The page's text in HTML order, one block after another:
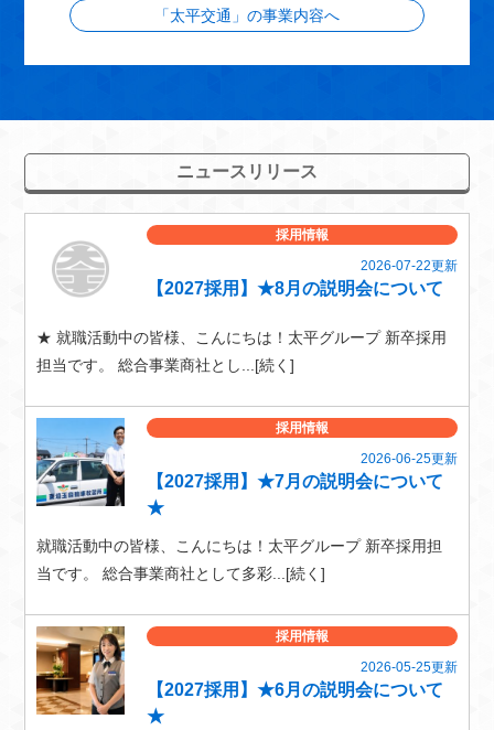
「太平交通」の事業内容へ
ニュースリリース
採用情報
2026-07-22更新
【2027採用】★8月の説明会について
★ 就職活動中の皆様、こんにちは！太平グループ 新卒採用
担当です。 総合事業商社とし...[続く]
採用情報
2026-06-25更新
【2027採用】★7月の説明会について
★
就職活動中の皆様、こんにちは！太平グループ 新卒採用担
当です。 総合事業商社として多彩...[続く]
採用情報
2026-05-25更新
【2027採用】★6月の説明会について
★